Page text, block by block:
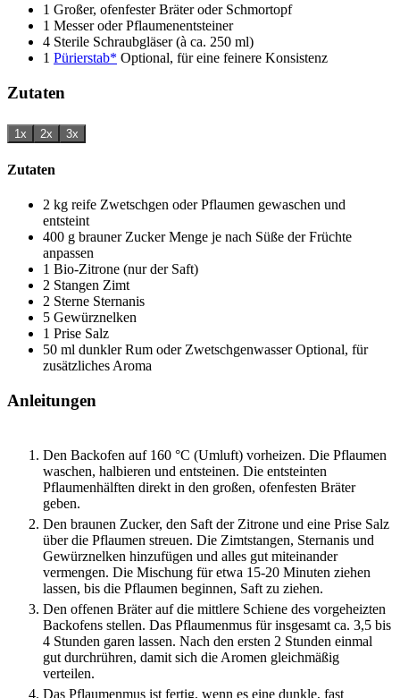
1 Großer, ofenfester Bräter oder Schmortopf
1 Messer oder Pflaumenentsteiner
4 Sterile Schraubgläser (à ca. 250 ml)
1 Pürierstab* Optional, für eine feinere Konsistenz
Zutaten
1x 2x 3x
Zutaten
2 kg reife Zwetschgen oder Pflaumen gewaschen und
entsteint
400 g brauner Zucker Menge je nach Süße der Früchte
anpassen
1 Bio-Zitrone (nur der Saft)
2 Stangen Zimt
2 Sterne Sternanis
5 Gewürznelken
1 Prise Salz
50 ml dunkler Rum oder Zwetschgenwasser Optional, für
zusätzliches Aroma
Anleitungen
Den Backofen auf 160 °C (Umluft) vorheizen. Die Pflaumen
waschen, halbieren und entsteinen. Die entsteinten
Pflaumenhälften direkt in den großen, ofenfesten Bräter
geben.
Den braunen Zucker, den Saft der Zitrone und eine Prise Salz
über die Pflaumen streuen. Die Zimtstangen, Sternanis und
Gewürznelken hinzufügen und alles gut miteinander
vermengen. Die Mischung für etwa 15-20 Minuten ziehen
lassen, bis die Pflaumen beginnen, Saft zu ziehen.
Den offenen Bräter auf die mittlere Schiene des vorgeheizten
Backofens stellen. Das Pflaumenmus für insgesamt ca. 3,5 bis
4 Stunden garen lassen. Nach den ersten 2 Stunden einmal
gut durchrühren, damit sich die Aromen gleichmäßig
verteilen.
Das Pflaumenmus ist fertig, wenn es eine dunkle, fast